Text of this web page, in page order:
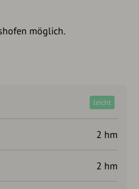
möglich.
leicht
2 hm
2 hm